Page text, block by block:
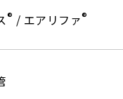
® / エアリファ®